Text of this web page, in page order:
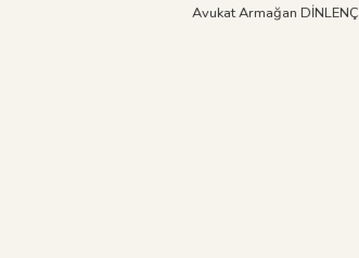
Avukat Armağan DİNLENÇ